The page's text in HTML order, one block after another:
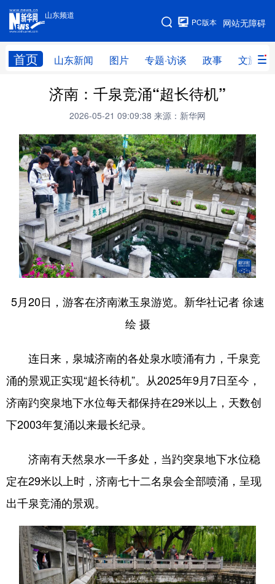
山东频道
网站无障碍
PC版本
首页 山东新闻 图片 专题·访谈 政事 文旅
手机版
网站地图
学习进行时 高层 时政
财经 网评
台湾 思客智库 全球连线 教育
科技 科普 体育 文化
健康 军事 访谈 视频
图片 中央文件 金融 汽车
食品 人居 信息化 乡村振兴
溯源中国 城市 旅游 能源
会展 彩票 娱乐 时尚
地方频道
首页 山东新闻
文娱 融媒秀 地市 科教
健康 微视齐鲁
多语种频道
English Español Français عربى
济南：千泉竞涌“超长待机”
2026-05-21 09:09:38 来源：新华网
5月20日，游客在济南漱玉泉游览。新华社记者 徐速
绘 摄
连日来，泉城济南的各处泉水喷涌有力，千泉竞
涌的景观正实现“超长待机”。从2025年9月7日至今，
济南趵突泉地下水位每天都保持在29米以上，天数创
下2003年复涌以来最长纪录。
济南有天然泉水一千多处，当趵突泉地下水位稳
定在29米以上时，济南七十二名泉会全部喷涌，呈现
出千泉竞涌的景观。